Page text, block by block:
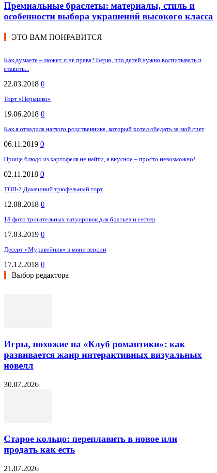
Премиальные браслеты: материалы, стиль и
особенности выбора украшений высокого класса
ЭТО ВАМ ПОНРАВИТСЯ
Как думаете – может, я не права? Верю, что детей нужно воспитывать и
ставить...
22.03.2018 0
Торт «Перышко»
19.06.2018 0
Как я отвадила наглого родственника, который хотел обедать за мой счет
06.11.2019 0
Проще блюдо из картофеля не найти, а вкусное – просто невозможно!
02.11.2018 0
ТОП-7 Домашний трюфельный торт
12.08.2018 0
18 фото трогательных татуировок для братьев и сестер
17.03.2019 0
Десерт «Муравейник» в мини версии
17.12.2018 0
Выбор редактора
Игры, похожие на «Клуб романтики»: как
развивается жанр интерактивных визуальных
новелл
30.07.2026
Старое кольцо: переплавить в новое или
продать как есть
21.07.2026